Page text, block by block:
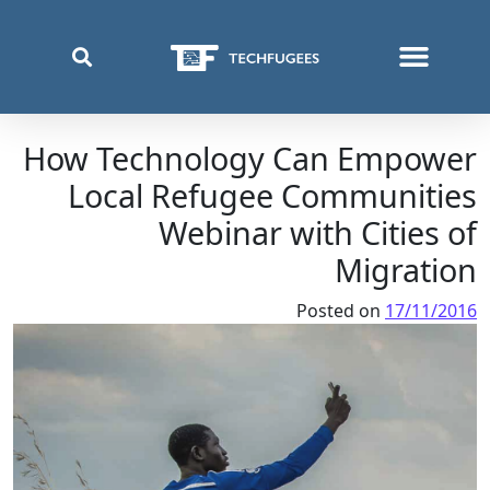
How Technology Can Empower
Local Refugee Communities
Webinar with Cities of
Migration
Posted on 17/11/2016